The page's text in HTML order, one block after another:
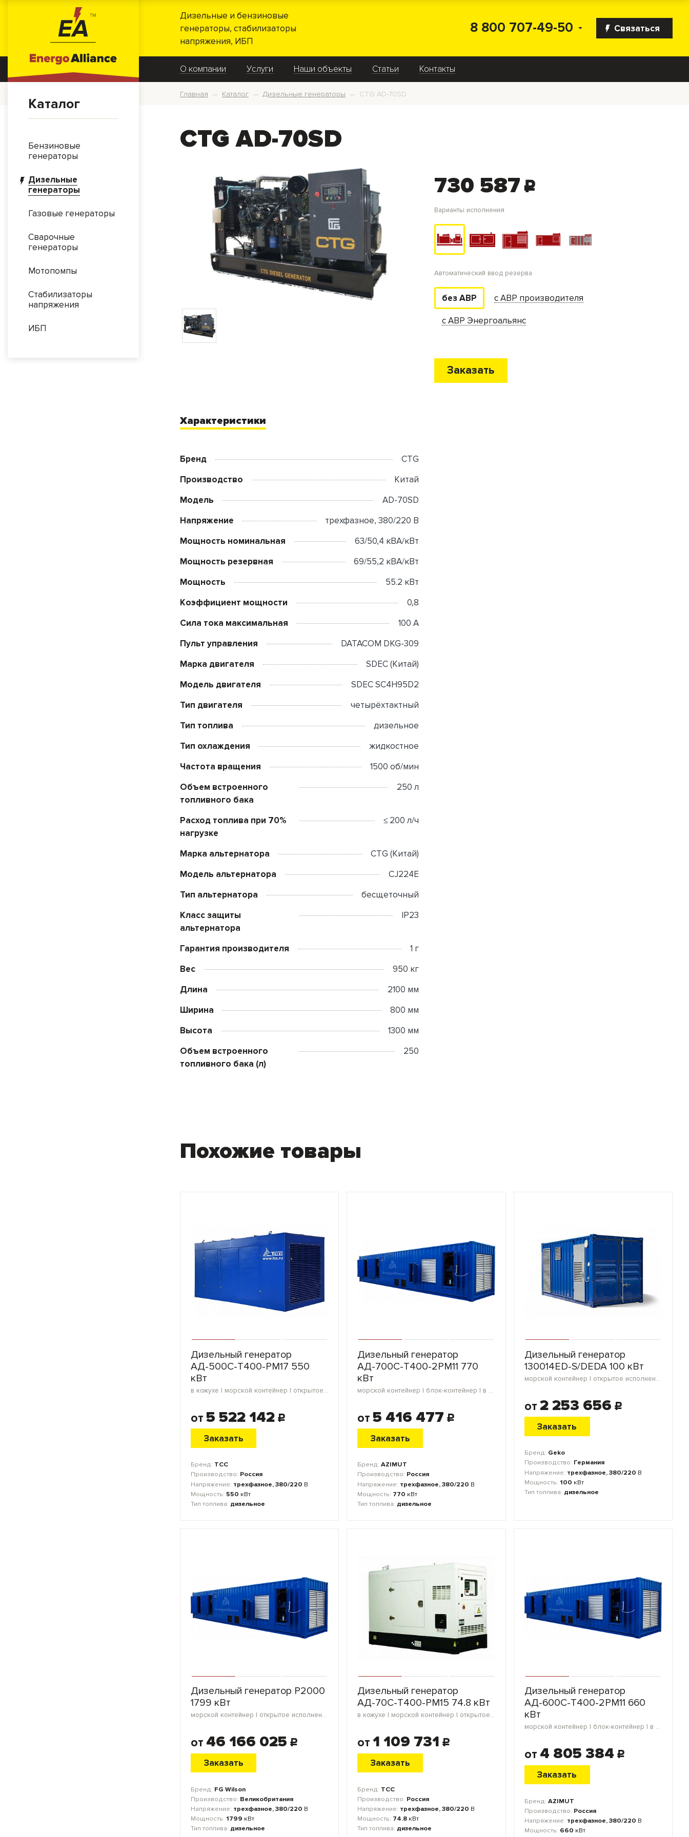
Дизельные и бензиновые
генераторы, стабилизаторы
напряжения, ИБП
Связаться
8 800 707-49-50
О компании Услуги Наши объекты Статьи Контакты
Каталог
Бензиновые
генераторы
Дизельные
генераторы
Газовые генераторы
Сварочные
генераторы
Мотопомпы
Стабилизаторы
напряжения
ИБП
Главная — Каталог — Дизельные генераторы — CTG AD-70SD
CTG AD-70SD
730 587 c
Варианты исполнения
Автоматический ввод резерва
без АВР с АВР производителя
с АВР Энергоальянс
Заказать
Характеристики
Бренд
CTG
Производство
Китай
Модель
AD-70SD
Напряжение
трехфазное, 380/220 В
Мощность номинальная
63/50,4 кВА/кВт
Мощность резервная
69/55,2 кВА/кВт
Мощность
55.2 кВт
Коэффициент мощности
0,8
Сила тока максимальная
100 А
Пульт управления
DATACOM DKG-309
Марка двигателя
SDEC (Китай)
Модель двигателя
SDEC SC4H95D2
Тип двигателя
четырёхтактный
Тип топлива
дизельное
Тип охлаждения
жидкостное
Частота вращения
1500 об/мин
Объем встроенного
топливного бака
250 л
Расход топлива при 70%
нагрузке
≤ 200 л/ч
Марка альтернатора
CTG (Китай)
Модель альтернатора
CJ224E
Тип альтернатора
бесщеточный
Класс защиты
альтернатора
IP23
Гарантия производителя
1 г
Вес
950 кг
Длина
2100 мм
Ширина
800 мм
Высота
1300 мм
Объем встроенного
топливного бака (л)
250
Похожие товары
Дизельный генератор
АД-500С-Т400-РМ17 550
кВт
в кожухе | морской контейнер | открытое исполнение | блок-контейнер
от 5 522 142 c
Заказать
Бренд: ТСС
Производство: Россия
Напряжение: трехфазное, 380/220 В
Мощность: 550 кВт
Тип топлива: дизельное
Дизельный генератор
АД-700С-Т400-2РМ11 770
кВт
морской контейнер | блок-контейнер | в кожухе | открытое исполнение
от 5 416 477 c
Заказать
Бренд:AZIMUT
Производство: Россия
Напряжение: трехфазное, 380/220 В
Мощность: 770 кВт
Тип топлива: дизельное
Дизельный генератор
130014ED-S/DEDA 100 кВт
морской контейнер | открытое исполнение | мини-контейнер | блок-контейнер
от 2 253 656 c
Заказать
Бренд: Geko
Производство: Германия
Напряжение: трехфазное, 380/220 В
Мощность: 100 кВт
Тип топлива: дизельное
Дизельный генератор P2000
1799 кВт
морской контейнер | открытое исполнение
от 46 166 025 c
Заказать
Бренд: FG Wilson
Производство: Великобритания
Напряжение: трехфазное, 380/220 В
Мощность: 1799 кВт
Тип топлива: дизельное
Дизельный генератор
АД-70С-Т400-РМ15 74.8 кВт
в кожухе | морской контейнер | открытое исполнение | мини-контейнер | блок-контейнер
от 1 109 731 c
Заказать
Бренд: ТСС
Производство: Россия
Напряжение: трехфазное, 380/220 В
Мощность: 74.8 кВт
Тип топлива: дизельное
Дизельный генератор
АД-600С-Т400-2РМ11 660
кВт
морской контейнер | блок-контейнер | в кожухе | открытое исполнение
от 4 805 384 c
Заказать
Бренд: AZIMUT
Производство: Россия
Напряжение: трехфазное, 380/220 В
Мощность: 660 кВт